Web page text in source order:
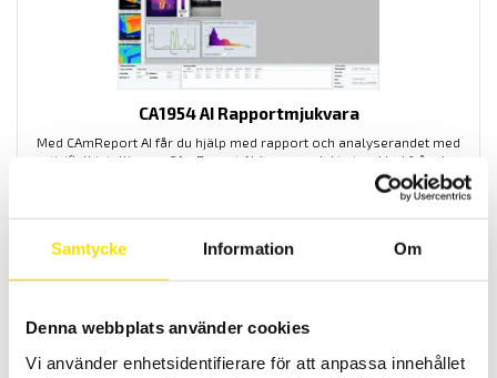
Samtycke Information Om
Denna webbplats använder cookies
Vi använder enhetsidentifierare för att anpassa innehållet
CA1954 AI Rapportmjukvara
Med CAmReport AI får du hjälp med rapport och analyserandet med
articifiell intelligens. CAmReport AI är en produkt utvecklad från den
fria mjukvaran CamReport till vår värmekamera CA1954.
LÄS MER